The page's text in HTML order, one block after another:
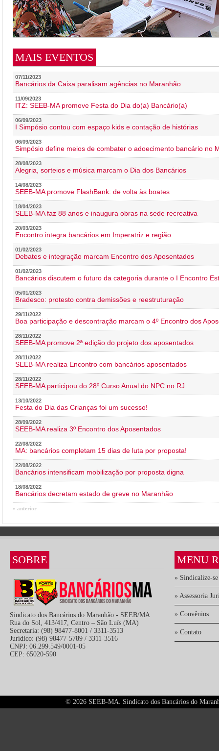
MAIS EVENTOS
07/11/2023
Bancários da Caixa paralisam agências no Maranhão
11/09/2023
ITZ: SEEB-MA promove Festa do Dia do(a) Bancário(a)
06/09/2023
I Simpósio contou com espaço kids e contação de histórias
06/09/2023
Simpósio define meios de combater o adoecimento bancário no
28/08/2023
Alegria, sorteios e música marcam o Dia dos Bancários
14/08/2023
SEEB-MA promove FlashBank: de volta às boates
18/04/2023
SEEB-MA faz 88 anos e inaugura obras na sede recreativa
20/03/2023
Encontro integra bancários em Imperatriz e região
01/02/2023
Debates e integração marcam Encontro dos Aposentados
01/02/2023
Bancários discutem o futuro da categoria durante o I Encontro
05/01/2023
Bradesco: protesto contra demissões e reestruturação
29/11/2022
Boa participação e descontração marcam o 4º Encontro dos
28/11/2022
SEEB-MA promove 2ª edição do projeto dos aposentados
28/11/2022
SEEB-MA realiza Encontro com bancários aposentados
28/11/2022
SEEB-MA participou do 28º Curso Anual do NPC no RJ
13/10/2022
Festa do Dia das Crianças foi um sucesso!
28/09/2022
SEEB-MA realiza 3º Encontro dos Aposentados
22/08/2022
MA: bancários completam 15 dias de luta por proposta!
22/08/2022
Bancários intensificam mobilização por proposta digna
18/08/2022
Bancários decretam estado de greve no Maranhão
« anterior
SOBRE
Sindicato dos Bancários do Maranhão - SEEB/MA
Rua do Sol, 413/417, Centro – São Luís (MA)
Secretaria: (98) 98477-8001 / 3311-3513
Jurídico: (98) 98477-5789 / 3311-3516
CNPJ: 06.299.549/0001-05
CEP: 65020-590
MENU
» Sindicalize-se
» Assessoria
» Convênios
» Contato
© 2026 SEEB-MA. Sindicato dos Bancários do